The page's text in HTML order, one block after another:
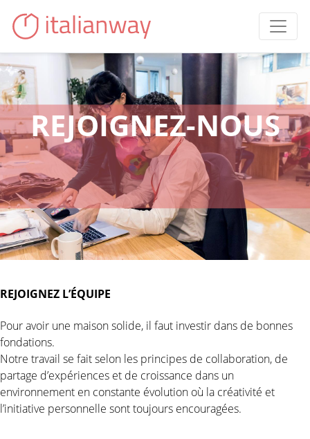
REJOIGNEZ-NOUS
REJOIGNEZ L’ÉQUIPE
Pour avoir une maison solide, il faut investir dans de bonnes
fondations.
Notre travail se fait selon les principes de collaboration, de
partage d’expériences et de croissance dans un
environnement en constante évolution où la créativité et
l’initiative personnelle sont toujours encouragées.